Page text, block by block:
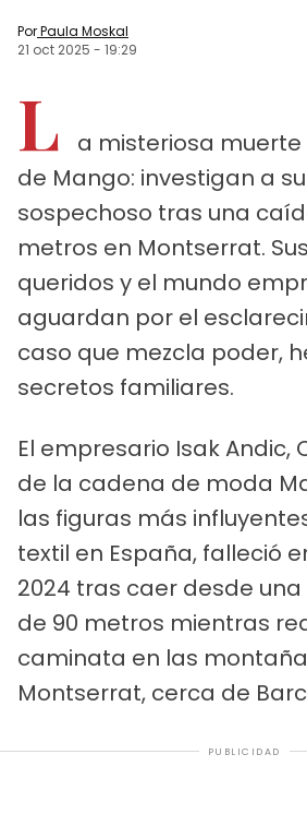
PorPaula Moskal
21 oct 2025 - 19:29
L
a misteriosa
de Mango: investigan a
sospechoso tras una
metros en Montserrat.
queridos y el mundo
aguardan por el
caso que mezcla poder,
secretos familiares.
El empresario Isak Andic,
de la cadena de moda
las figuras más
textil en España, falleció
2024 tras caer desde
de 90 metros mientras
caminata en las
Montserrat, cerca de
PUBLICIDAD